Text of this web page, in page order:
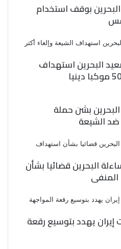
بوقف استخدام
البحرين استهداف
بشن حملة
الشيعة
البحرين قضائيا بشأن
إيران يهدد بتوسيع رقعة